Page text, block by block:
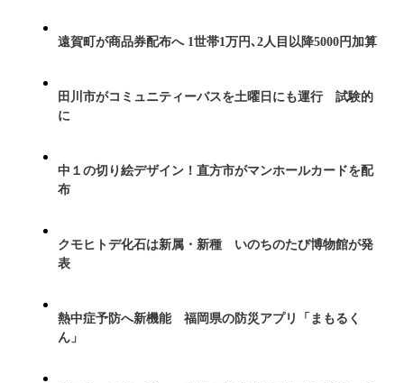
遠賀町が商品券配布へ 1世帯1万円､2人目以降5000円加算
田川市がコミュニティーバスを土曜日にも運行 試験的
に
中１の切り絵デザイン！直方市がマンホールカードを配
布
クモヒトデ化石は新属・新種 いのちのたび博物館が発
表
熱中症予防へ新機能 福岡県の防災アプリ「まもるく
ん」